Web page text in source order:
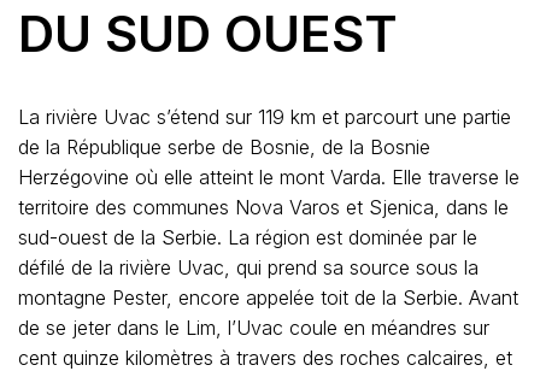
DU SUD OUEST
La rivière Uvac s’étend sur 119 km et parcourt une partie
de la République serbe de Bosnie, de la Bosnie
Herzégovine où elle atteint le mont Varda. Elle traverse le
territoire des communes Nova Varos et Sjenica, dans le
sud-ouest de la Serbie. La région est dominée par le
défilé de la rivière Uvac, qui prend sa source sous la
montagne Pester, encore appelée toit de la Serbie. Avant
de se jeter dans le Lim, l’Uvac coule en méandres sur
cent quinze kilomètres à travers des roches calcaires, et